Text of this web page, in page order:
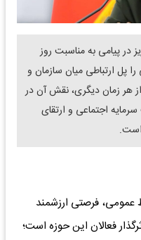
در پیامی به مناسبت روز
پل ارتباطی میان سازمان و
هر زمان دیگری، نقش آن در
اجتماعی و ارتقای
است.
عمومی، فرصتی ارزشمند
فعالان این حوزه است؛